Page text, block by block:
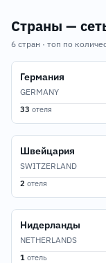
Страны —
6 стран · топ по
Германия
GERMANY
33 отеля
Швейцария
SWITZERLAND
2 отеля
Нидерланды
NETHERLANDS
1 отель